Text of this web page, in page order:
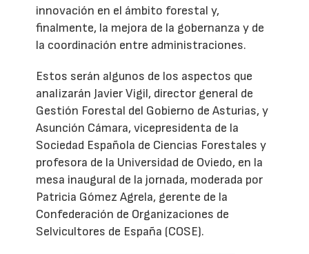
innovación en el ámbito forestal y,
finalmente, la mejora de la gobernanza y de
la coordinación entre administraciones.
Estos serán algunos de los aspectos que
analizarán Javier Vigil, director general de
Gestión Forestal del Gobierno de Asturias, y
Asunción Cámara, vicepresidenta de la
Sociedad Española de Ciencias Forestales y
profesora de la Universidad de Oviedo, en la
mesa inaugural de la jornada, moderada por
Patricia Gómez Agrela, gerente de la
Confederación de Organizaciones de
Selvicultores de España (COSE).